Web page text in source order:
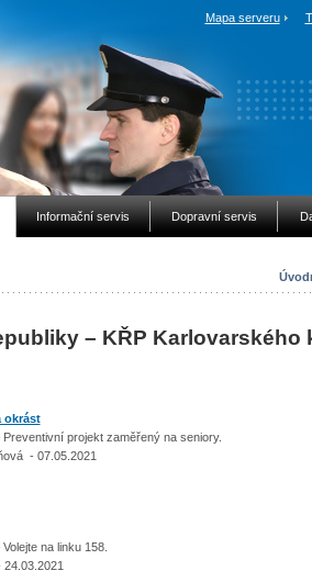
Mapa serveru
Informační servis Dopravní servis
– KŘP Karlovarského
okrást
Preventivní projekt zaměřený na seniory.
- 07.05.2021
na linku 158.